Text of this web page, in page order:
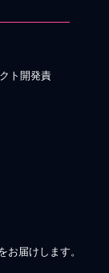
ト開発責
お届けします。